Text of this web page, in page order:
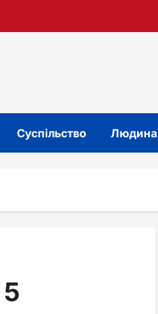
Суспільство Людина